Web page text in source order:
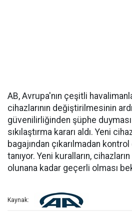
AB, Avrupa'nın çeşitli
cihazlarının değiştirilmesinin
güvenilirliğinden şüphe
sıkılaştırma kararı aldı. Yeni
bagajından çıkarılmadan
tanıyor. Yeni kuralların,
olunana kadar geçerli olması
Kaynak: